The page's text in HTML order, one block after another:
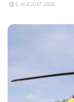
5. AUGUST 2026